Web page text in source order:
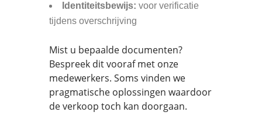
Identiteitsbewijs: voor verificatie
tijdens overschrijving
Mist u bepaalde documenten?
Bespreek dit vooraf met onze
medewerkers. Soms vinden we
pragmatische oplossingen waardoor
de verkoop toch kan doorgaan.